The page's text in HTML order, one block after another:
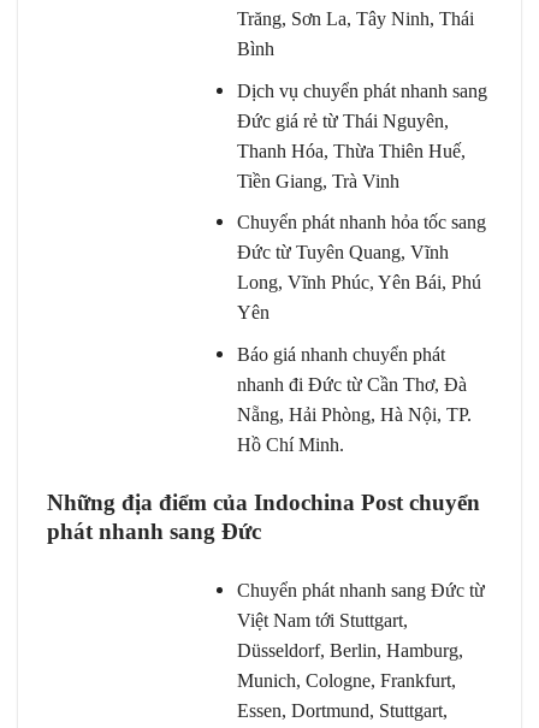
Trăng, Sơn La, Tây Ninh, Thái
Bình
Dịch vụ chuyển phát nhanh sang
Đức giá rẻ từ Thái Nguyên,
Thanh Hóa, Thừa Thiên Huế,
Tiền Giang, Trà Vinh
Chuyển phát nhanh hỏa tốc sang
Đức từ Tuyên Quang, Vĩnh
Long, Vĩnh Phúc, Yên Bái, Phú
Yên
Báo giá nhanh chuyển phát
nhanh đi Đức từ Cần Thơ, Đà
Nẵng, Hải Phòng, Hà Nội, TP.
Hồ Chí Minh.
Những địa điểm của Indochina Post chuyển
phát nhanh sang Đức
Chuyển phát nhanh sang Đức từ
Việt Nam tới Stuttgart,
Düsseldorf, Berlin, Hamburg,
Munich, Cologne, Frankfurt,
Essen, Dortmund, Stuttgart,